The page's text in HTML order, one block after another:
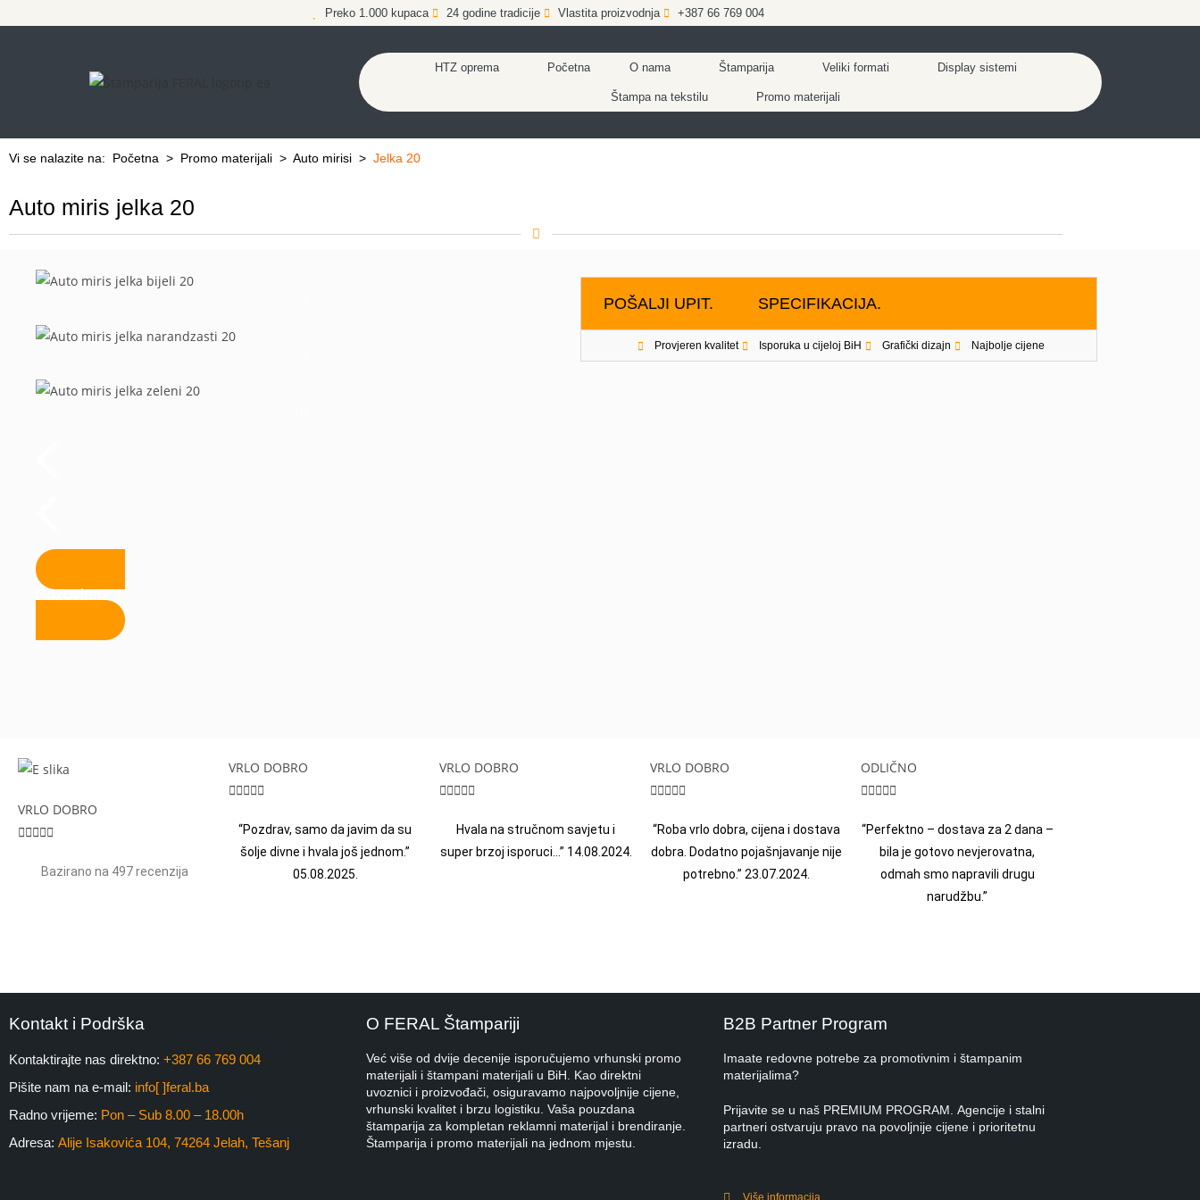
Preko 1.000 kupaca 24 godine tradicije Vlastita proizvodnja +387 66 769 004
HTZ oprema Početna O nama Štamparija Veliki formati Display sistemi
Štampa na tekstilu Promo materijali
Vi se nalazite na: Početna > Promo materijali > Auto mirisi > Jelka 20
Auto miris jelka 20
Pozovite
POŠALJI UPIT. SPECIFIKACIJA.
Provjeren kvalitet Isporuka u cijeloj BiH Grafički dizajn Najbolje cijene
VRLO DOBRO

Bazirano na 497 recenzija
VRLO DOBRO

“Pozdrav, samo da javim da su
šolje divne i hvala još jednom.”
05.08.2025.
VRLO DOBRO

Hvala na stručnom savjetu i
super brzoj isporuci…” 14.08.2024.
VRLO DOBRO

“Roba vrlo dobra, cijena i dostava
dobra. Dodatno pojašnjavanje nije
potrebno.” 23.07.2024.
ODLIČNO

“Perfektno – dostava za 2 dana –
bila je gotovo nevjerovatna,
odmah smo napravili drugu
narudžbu.”
Kontakt i Podrška
Kontaktirajte nas direktno: +387 66 769 004
Pišite nam na e-mail: info[ ]feral.ba
Radno vrijeme: Pon – Sub 8.00 – 18.00h
Adresa: Alije Isakovića 104, 74264 Jelah, Tešanj
O FERAL Štampariji
Već više od dvije decenije isporučujemo vrhunski promo
materijali i štampani materijali u BiH. Kao direktni
uvoznici i proizvođači, osiguravamo najpovoljnije cijene,
vrhunski kvalitet i brzu logistiku. Vaša pouzdana
štamparija za kompletan reklamni materijal i brendiranje.
Štamparija i promo materijali na jednom mjestu.
B2B Partner Program
Imaate redovne potrebe za promotivnim i štampanim
materijalima?
Prijavite se u naš PREMIUM PROGRAM. Agencije i stalni
partneri ostvaruju pravo na povoljnije cijene i prioritetnu
izradu.